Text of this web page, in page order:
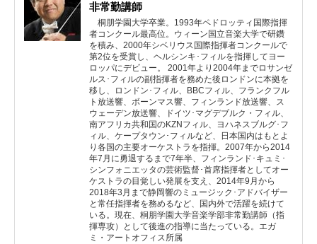
非常勤講師
桐朋学園大学卒業。1993年ペドロッティ国際指揮
者コンクール最高位。ウィーン国立音楽大学で研鑽
を積み、2000年シベリウス国際指揮者コンクールで
第2位を受賞し、ヘルシンキ･フィルを指揮してヨー
ロッパにデビュー。 2001年より2004年までロサンゼ
ルス･フィルの副指揮者を務めた後ロンドンに本拠を
移し、ロンドン･フィル、BBCフィル、フランクフル
ト放送響、ボーンマス響、フィンランド放送響、ス
ウェーデン放送響、ドイツ･マグデブルク・フィル、
南アフリカ共和国のKZNフィル、ヨハネスブルグ･フ
ィル、ケープタウン･フィルなど、日本国内はもとよ
り各国の主要オーケストラを指揮。2007年から2014
年7月に勇退するまで7年半、フィンランド･キュミ･
シンフォニエッタの芸術監督･首席指揮者としてオー
ケストラの目覚しい発展を支え、2014年9月から
2018年3月まで静岡響のミュージック･アドバイザー
と常任指揮者を務めるなど、国内外で活躍を続けて
いる。現在、桐朋学園大学音楽学部非常勤講師（指
揮専攻）として後進の指導に当たっている。エガ
ミ・アートオフィス所属